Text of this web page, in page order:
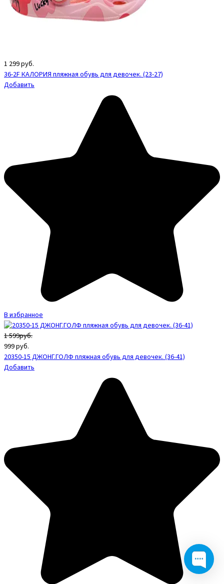
1 299руб.
36-2F КАЛОРИЯ пляжная обувь для девочек. (23-27)
Добавить
В избранное
1 599руб.
999руб.
20350-15 ДЖОНГ.ГОЛФ пляжная обувь для девочек. (36-41)
Добавить